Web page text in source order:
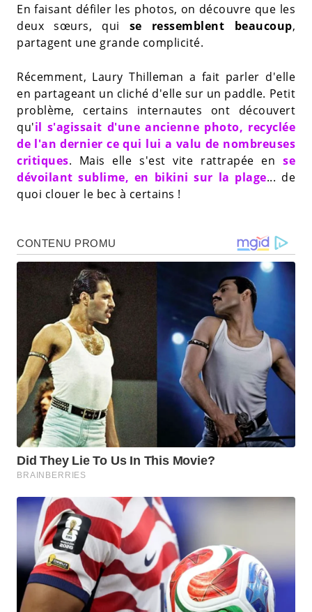
En faisant défiler les photos, on découvre que les
deux sœurs, qui se ressemblent beaucoup,
partagent une grande complicité.
Récemment, Laury Thilleman a fait parler d'elle
en partageant un cliché d'elle sur un paddle. Petit
problème, certains internautes ont découvert
qu'il s'agissait d'une ancienne photo, recyclée
de l'an dernier ce qui lui a valu de nombreuses
critiques. Mais elle s'est vite rattrapée en se
dévoilant sublime, en bikini sur la plage... de
quoi clouer le bec à certains !